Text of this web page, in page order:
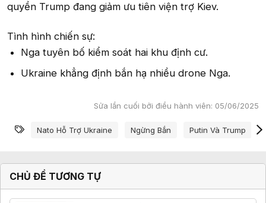
quyền Trump đang giảm ưu tiên viện trợ Kiev.
Tình hình chiến sự:
Nga tuyên bố kiểm soát hai khu định cư.
Ukraine khẳng định bắn hạ nhiều drone Nga.
Sửa lần cuối bởi điều hành viên: 05/06/2025
Từ khóa
Nato Hỗ Trợ Ukraine Ngừng Bắn Putin Và Trump
CHỦ ĐỀ TƯƠNG TỰ